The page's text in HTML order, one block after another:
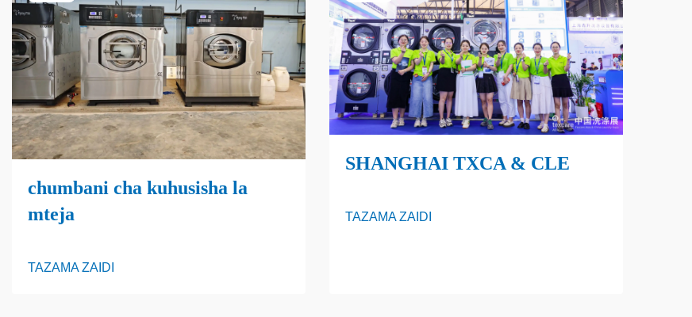
chumbani cha kuhusisha la
mteja
TAZAMA ZAIDI
SHANGHAI TXCA & CLE
TAZAMA ZAIDI